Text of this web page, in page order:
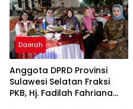
Daerah
Anggota DPRD Provinsi
Sulawesi Selatan Fraksi
PKB, Hj. Fadilah Fahriana